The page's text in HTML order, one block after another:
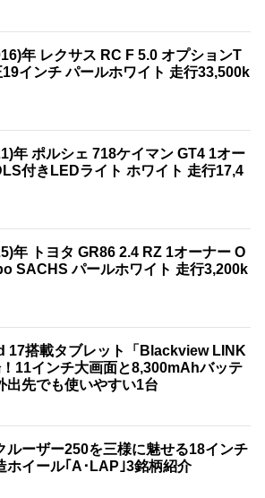
年 レクサス RC F 5.0 オプションT
インチ パールホワイト 走行33,500k
年 ポルシェ 718ケイマン GT4 1オー
付きLEDライト ホワイト 走行17,4
年 トヨタ GR86 2.4 RZ 1オーナー O
SACHS パールホワイト 走行3,200k
17搭載タブレット「Blackview LINK
11インチ大画面と8,300mAhバッテ
出先でも使いやすい1台
ルーザー250を三様に魅せる18インチ
ホイール｢A･LAP｣3銘柄紹介